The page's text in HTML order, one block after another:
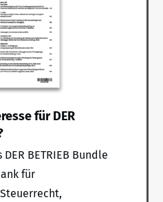
für DER
BETRIEB Bundle
für